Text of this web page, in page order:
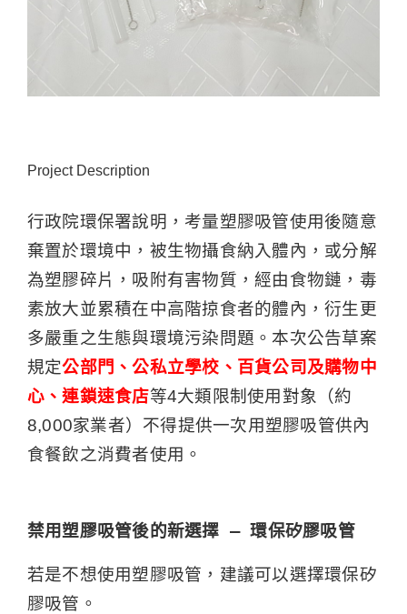
Project Description
行政院環保署說明，考量塑膠吸管使用後隨意
棄置於環境中，被生物攝食納入體內，或分解
為塑膠碎片，吸附有害物質，經由食物鏈，毒
素放大並累積在中高階掠食者的體內，衍生更
多嚴重之生態與環境污染問題。本次公告草案
規定公部門、公私立學校、百貨公司及購物中
心、連鎖速食店等4大類限制使用對象（約
8,000家業者）不得提供一次用塑膠吸管供內
食餐飲之消費者使用。
禁用塑膠吸管後的新選擇 — 環保矽膠吸管
若是不想使用塑膠吸管，建議可以選擇環保矽
膠吸管。